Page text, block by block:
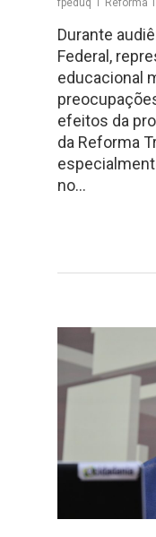
fpeduq Reforma
Durante
Federal,
educacional
efeitos da
da Reforma
no…